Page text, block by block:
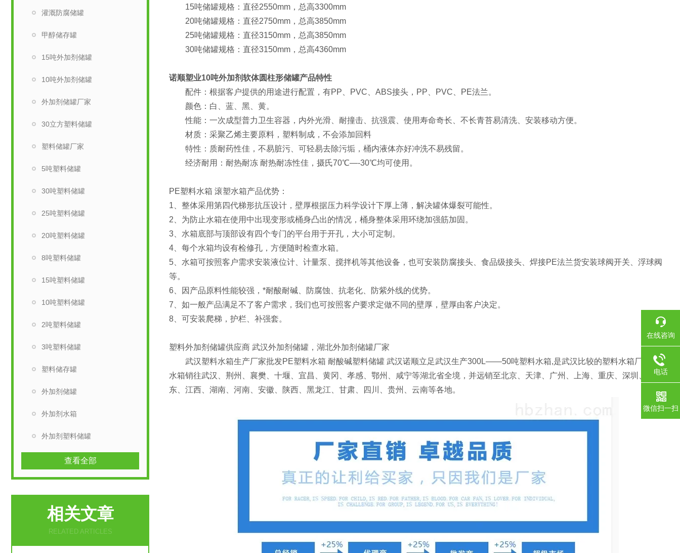
灌溉防腐储罐
甲醇储存罐
15吨外加剂储罐
10吨外加剂储罐
外加剂储罐厂家
30立方塑料储罐
塑料储罐厂家
5吨塑料储罐
30吨塑料储罐
25吨塑料储罐
20吨塑料储罐
8吨塑料储罐
15吨塑料储罐
10吨塑料储罐
2吨塑料储罐
3吨塑料储罐
塑料储存罐
外加剂储罐
外加剂水箱
外加剂塑料储罐
查看全部
相关文章
RELATED ARTICLES
15吨储罐规格：直径2550mm，总高3300mm
20吨储罐规格：直径2750mm，总高3850mm
25吨储罐规格：直径3150mm，总高3850mm
30吨储罐规格：直径3150mm，总高4360mm
诺顺塑业10吨外加剂软体圆柱形储罐产品特性
配件：根据客户提供的用途进行配置，有PP、PVC、ABS接头，PP、PVC、PE法兰。
颜色：白、蓝、黑、黄。
性能：一次成型普力卫生容器，内外光滑、耐撞击、抗强震、使用寿命奇长、不长青苔易清洗、安装移动方便。
材质：采聚乙烯主要原料，塑料制成，不会添加回料
特性：质耐药性佳，不易脏污、可轻易去除污垢，桶内液体亦好冲洗不易残留。
经济耐用：耐热耐冻 耐热耐冻性佳，摄氏70℃—-30℃均可使用。
PE塑料水箱 滚塑水箱产品优势：
1、整体采用第四代梯形抗压设计，壁厚根据压力科学设计下厚上薄，解决罐体爆裂可能性。
2、为防止水箱在使用中出现变形或桶身凸出的情况，桶身整体采用环绕加强筋加固。
3、水箱底部与顶部设有四个专门的平台用于开孔，大小可定制。
4、每个水箱均设有检修孔，方便随时检查水箱。
5、水箱可按照客户需求安装液位计、计量泵、搅拌机等其他设备，也可安装防腐接头、食品级接头、焊接PE法兰货安装球阀开关、浮球阀
等。
6、因产品原料性能较强，*耐酸耐碱、防腐蚀、抗老化、防紫外线的优势。
7、如一般产品满足不了客户需求，我们也可按照客户要求定做不同的壁厚，壁厚由客户决定。
8、可安装爬梯，护栏、补强套。
塑料外加剂储罐供应商 武汉外加剂储罐，湖北外加剂储罐厂家
武汉塑料水箱生产厂家批发PE塑料水箱 耐酸碱塑料储罐 武汉诺顺立足武汉生产300L——50吨塑料水箱,是武汉比较的塑料水箱厂家;塑料
水箱销往武汉、荆州、襄樊、十堰、宜昌、黄冈、孝感、鄂州、咸宁等湖北省全境，并远销至北京、天津、广州、上海、重庆、深圳、山
东、江西、湖南、河南、安徽、陕西、黑龙江、甘肃、四川、贵州、云南等各地。
在线咨询
电话
微信扫一扫